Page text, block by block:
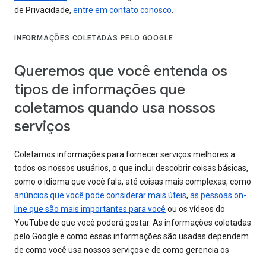
de Privacidade, entre em contato conosco.
INFORMAÇÕES COLETADAS PELO GOOGLE
Queremos que você entenda os
tipos de informações que
coletamos quando usa nossos
serviços
Coletamos informações para fornecer serviços melhores a
todos os nossos usuários, o que inclui descobrir coisas básicas,
como o idioma que você fala, até coisas mais complexas, como
anúncios que você pode considerar mais úteis, as pessoas on-
line que são mais importantes para você ou os vídeos do
YouTube de que você poderá gostar. As informações coletadas
pelo Google e como essas informações são usadas dependem
de como você usa nossos serviços e de como gerencia os